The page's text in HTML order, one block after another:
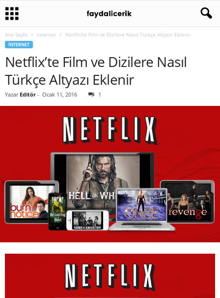
Ana Sayfa İnternet Netflix’te Film ve Dizilere Nasıl Türkçe Altyazı Eklenir
İNTERNET
Netflix’te Film ve Dizilere Nasıl
Türkçe Altyazı Eklenir
Yazar Editör - Ocak 11, 2016 1